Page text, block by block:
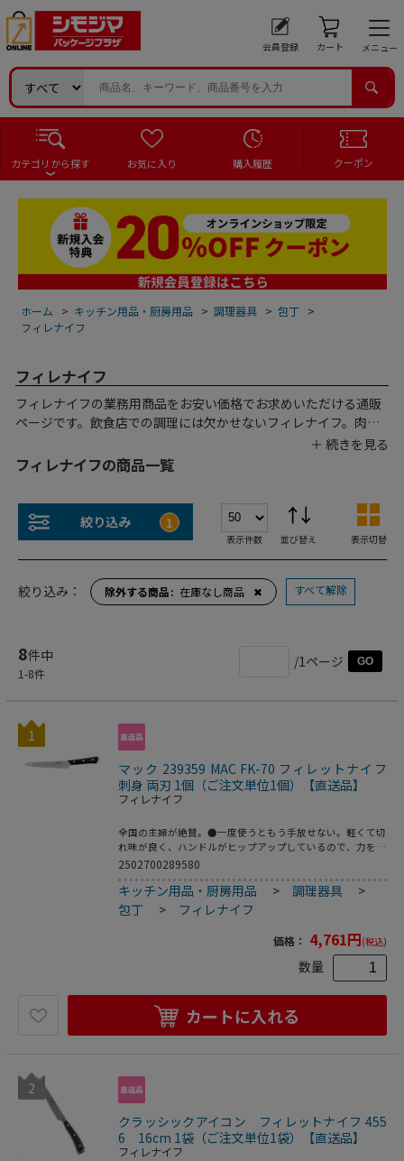
会員登録 カート メニュー
カテゴリから探す お気に入り 購入履歴 クーポン
ホーム > キッチン用品・厨房用品 > 調理器具 > 包丁 >
フィレナイフ
フィレナイフ
フィレナイフの業務用商品をお安い価格でお求めいただける通販
ページです。飲食店での調理には欠かせないフィレナイフ。肉や
魚を捌くのに適した包丁です。サイズや形状など、食材や調理法
に合わせて最適なものをお選びください。プロの職人に人気の業
務用フィレナイフを種類豊富に扱っています。
フィレナイフの商品一覧
絞り込み 1
表示件数 並び替え 表示切替
絞り込み： 除外する商品 在庫なし商品 ✖ すべて解除
8件中
1-8件
/1ページ GO
1
マック 239359 MAC FK-70 フィレットナイフ
刺身 両刃 1個（ご注文単位1個）【直送品】
フィレナイフ
全国の主婦が絶賛。●一度使うともう手放せない。軽くて切
れ味が良く、ハンドルがヒップアップしているので、力を入
れやすく、扱いやすい。●人間工学から生まれたマックオリ
が特徴的です。●刃先の穴はフックに引っ掛けると乾燥も早
く衛生的です。食材がくっつきにくくもなっています。●ハ
ンドルは３つ止めですから、耐久性も高い仕様です。
2502700289580
キッチン用品・厨房用品 >調理器具
>
包丁
> フィレナイフ
価格： 4,761円(税込)
数量
カートに入れる
2
クラッシックアイコン フィレットナイフ 455
6 16cm 1袋（ご注文単位1袋）【直送品】
フィレナイフ